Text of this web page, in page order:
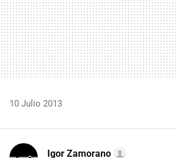
10 Julio 2013
Igor Zamorano